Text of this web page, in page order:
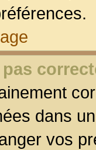
dans
vos